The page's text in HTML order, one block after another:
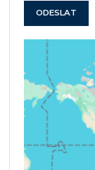
ODESLAT